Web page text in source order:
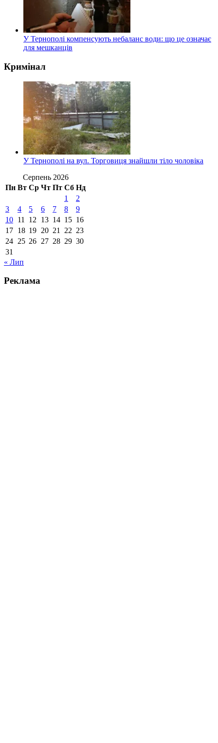
У Тернополі компенсують небаланс води: що це означає
для мешканців
Кримінал
У Тернополі на вул. Торговиця знайшли тіло чоловіка
Серпень 2026
Пн Вт Ср Чт Пт Сб Нд
1
2
3
4 5 6 7 8
9
10 11 12 13 14 15 16
17 18 19 20 21 22 23
24 25 26 27 28 29 30
31
« Лип
Реклама